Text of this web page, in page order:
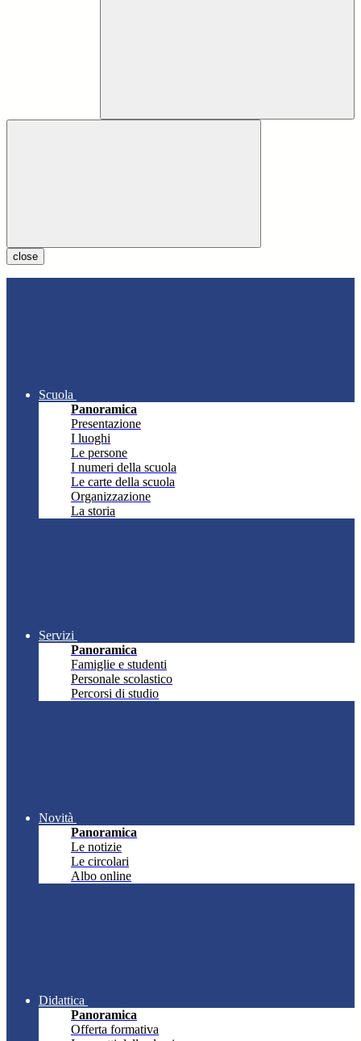
close
Scuola
Panoramica
Presentazione
I luoghi
Le persone
I numeri della scuola
Le carte della scuola
Organizzazione
La storia
Servizi
Panoramica
Famiglie e studenti
Personale scolastico
Percorsi di studio
Novità
Panoramica
Le notizie
Le circolari
Albo online
Didattica
Panoramica
Offerta formativa